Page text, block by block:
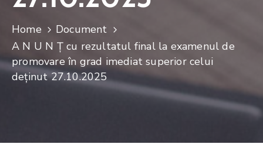
Home
Document
A N U N Ţ cu rezultatul final la examenul de
promovare în grad imediat superior celui
deținut 27.10.2025